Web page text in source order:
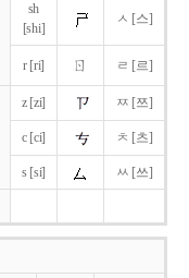
sh
[shi]
ㅅ [스]
r [ri] ㄖ ㄹ [르]
z [zi] ㅉ [쯔]
c [ci] ㅊ [츠]
s [si] ㅆ [쓰]